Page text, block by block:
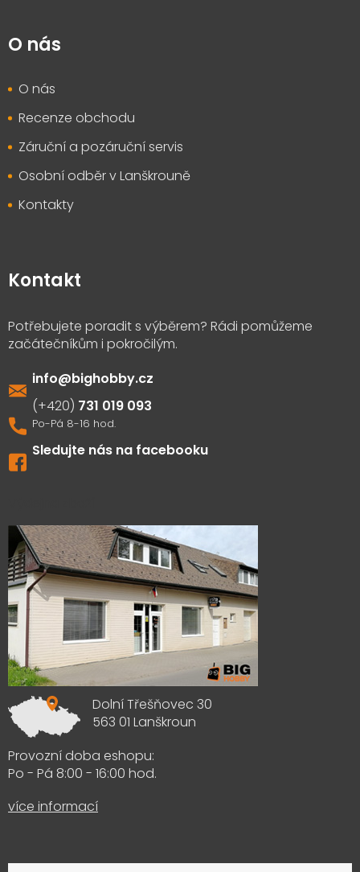
O nás
O nás
Recenze obchodu
Záruční a pozáruční servis
Osobní odběr v Lanškrouně
Kontakty
Kontakt
info@bighobby.cz
731 019 093
Sledujte nás na facebooku
Dolní Třešňovec 30
563 01 Lanškroun
Provozní doba eshopu:
Po - Pá 8:00 - 16:00 hod.
více informací